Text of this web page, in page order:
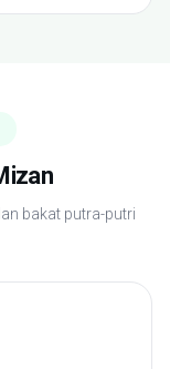
bakat putra-putri